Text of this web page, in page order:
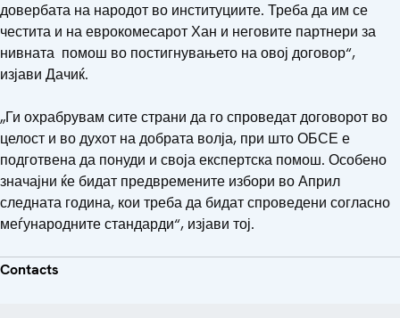
довербата на народот во институциите. Треба да им се
честита и на еврокомесарот Хан и неговите партнери за
нивната помош во постигнувањето на овој договор“,
изјави Дачиќ.
„Ги охрабрувам сите страни да го спроведат договорот во
целост и во духот на добрата волја, при што ОБСЕ е
подготвена да понуди и своја експертска помош. Особено
значајни ќе бидат предвремените избори во Април
следната година, кои треба да бидат спроведени согласно
меѓународните стандарди“, изјави тој.
Contacts